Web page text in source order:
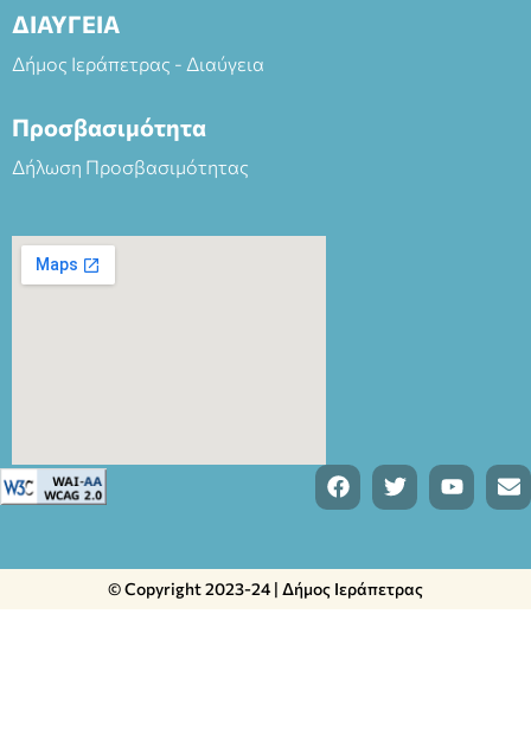
ΔΙΑΥΓΕΙΑ
Δήμος Ιεράπετρας - Διαύγεια
Προσβασιμότητα
Δήλωση Προσβασιμότητας
© Copyright 2023-24 | Δήμος Ιεράπετρας